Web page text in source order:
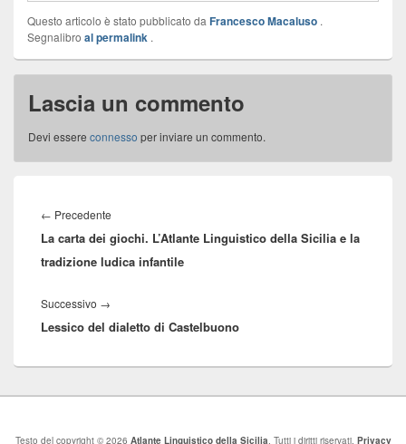
Questo articolo è stato pubblicato da Francesco Macaluso .
Segnalibro al permalink .
Lascia un commento
Devi essere connesso per inviare un commento.
articoli
← Precedente
precedente:
La carta dei giochi. L’Atlante Linguistico della Sicilia e la
tradizione ludica infantile
Successivo →
successivo:
Lessico del dialetto di Castelbuono
Testo del copyright © 2026 Atlante Linguistico della Sicilia. Tutti i diritti riservati. Privacy